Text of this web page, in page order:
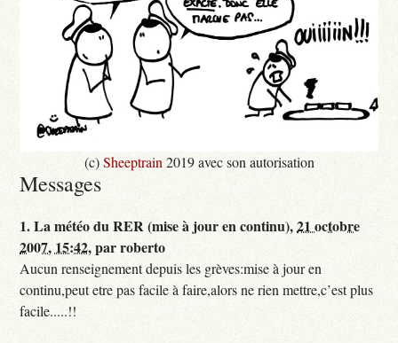
(c)Sheeptrain 2019 avec son autorisation
Messages
1.La météo du RER (mise à jour en continu),21 octobre
2007, 15:42,parroberto
Aucun renseignement depuis les grèves:mise à jour en
continu,peut etre pas facile à faire,alors ne rien mettre,c’est plus
facile.....!!